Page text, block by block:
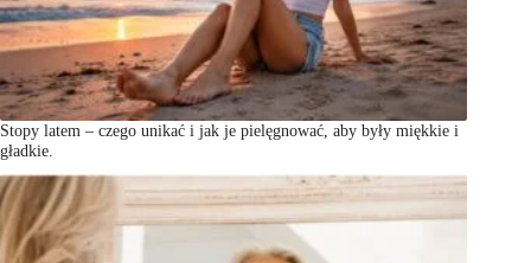
Stopy latem – czego unikać i jak je pielęgnować, aby były miękkie i
gładkie.